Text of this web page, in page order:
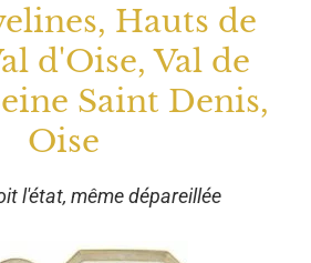
Hauts de
d'Oise, Val de
Saint Denis,
Oise
l'état, même dépareillée